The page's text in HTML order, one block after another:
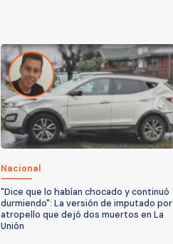
Nacional
"Dice que lo habían chocado y continuó
durmiendo": La versión de imputado por
atropello que dejó dos muertos en La
Unión